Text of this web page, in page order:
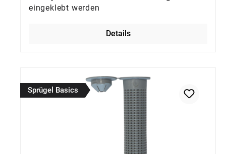
eingeklebt werden
Details
Sprügel Basics